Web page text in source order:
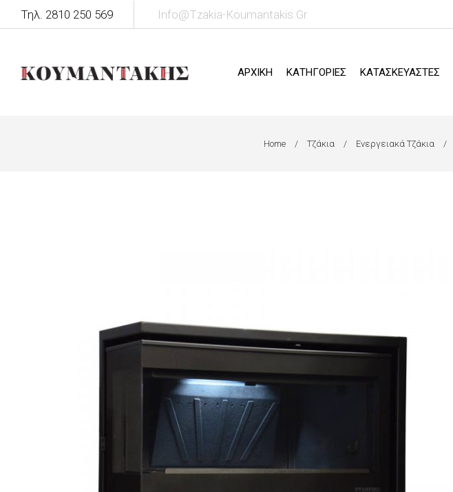
Τηλ. 2810 250 569 Info@tzakia-Koumantakis.gr
ΑΡΧΙΚΗ ΚΑΤΗΓΟΡΙΕΣ ΚΑΤΑΣΚΕΥΑΣΤΕΣ
Home Τζάκια Ενεργειακά Τζάκια